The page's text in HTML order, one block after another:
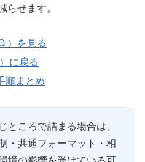
せます。
）を見る
に戻る
順まとめ
ところで詰まる場合は、
・共通フォーマット・相